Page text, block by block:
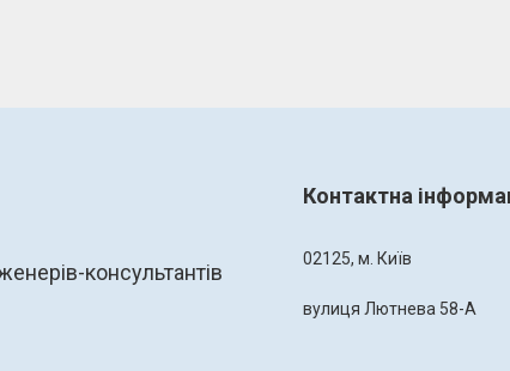
консультантів
Контактна
02125, м. Київ
вулиця Лютнева 58-А